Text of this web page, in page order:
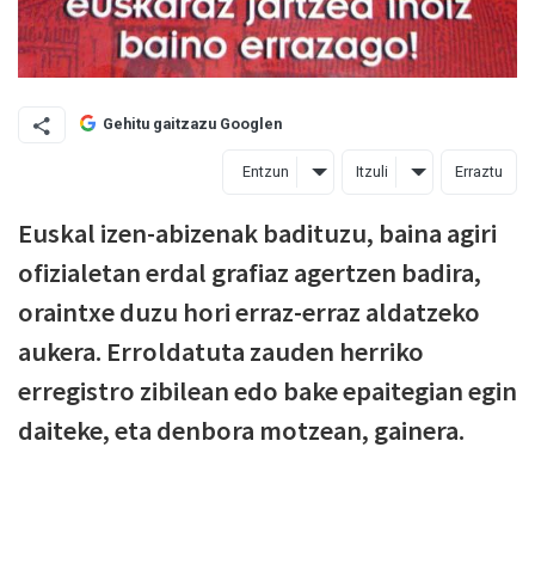
Gehitu gaitzazu Googlen
Entzun Itzuli Erraztu
Euskal izen-abizenak badituzu, baina agiri
ofizialetan erdal grafiaz agertzen badira,
oraintxe duzu hori erraz-erraz aldatzeko
aukera. Erroldatuta zauden herriko
erregistro zibilean edo bake epaitegian egin
daiteke, eta denbora motzean, gainera.